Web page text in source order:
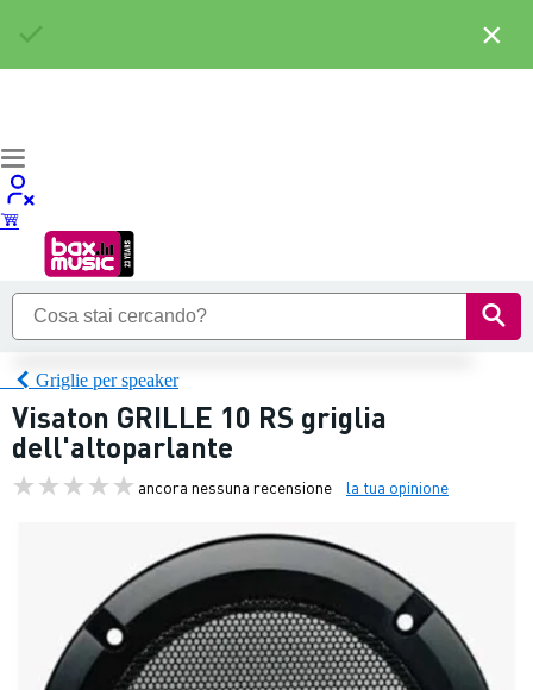
Griglie per speaker
Visaton GRILLE 10 RS griglia
dell'altoparlante
ancora nessuna recensione la tua opinione
×